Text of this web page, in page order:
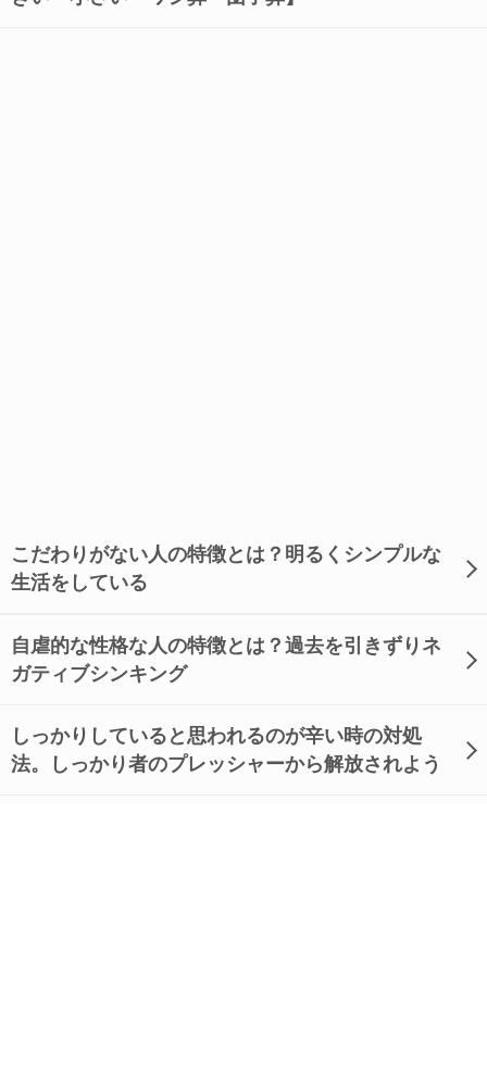
こだわりがない人の特徴とは？明るくシンプルな
生活をしている
自虐的な性格な人の特徴とは？過去を引きずりネ
ガティブシンキング
しっかりしていると思われるのが辛い時の対処
法。しっかり者のプレッシャーから解放されよう